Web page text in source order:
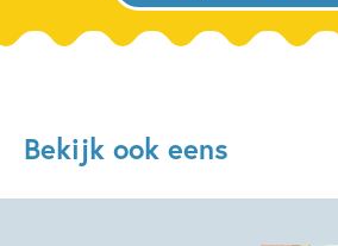
Bekijk ook eens